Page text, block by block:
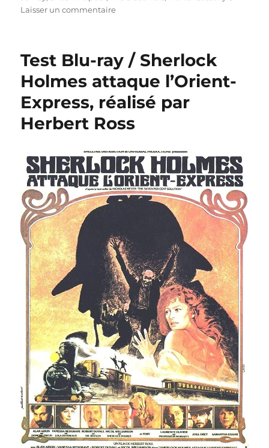
Laisser un commentairesur
/
Les
Imposteurs,
réalisé
par
Nicholas
Test Blu-ray / Sherlock
Holmes attaque l’Orient-
Express, réalisé par
Herbert Ross